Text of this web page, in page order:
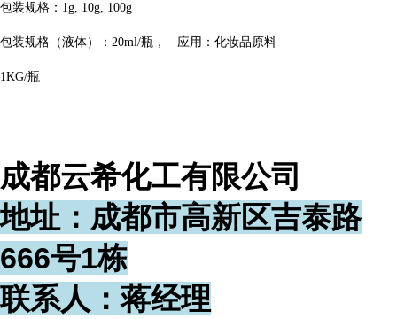
包装规格：1g, 10g, 100g
包装规格（液体）：20ml/瓶，
1KG/瓶
应用：化妆品原料
成都云希化工有限公司
地址：成都市高新区吉泰路
666号1栋
联系人：蒋经理